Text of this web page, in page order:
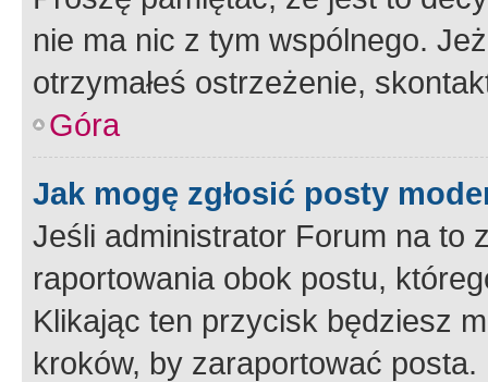
nie ma nic z tym wspólnego.
otrzymałeś ostrzeżenie,
Góra
Jak mogę zgłosić posty
Jeśli administrator Forum na to
raportowania obok postu,
Klikając ten przycisk będziesz
kroków, by zaraportować posta.